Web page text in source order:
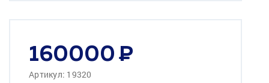
160000
Артикул: 19320